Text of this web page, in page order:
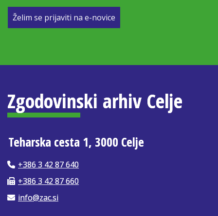
Želim se prijaviti na e-novice
Zgodovinski arhiv Celje
Teharska cesta 1, 3000 Celje
+386 3 42 87 640
+386 3 42 87 660
info@zac.si